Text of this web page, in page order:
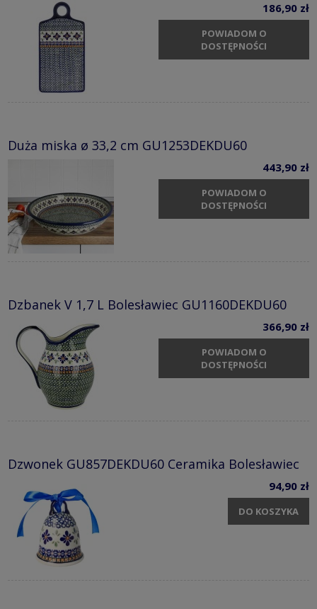
186,90 zł
POWIADOM O
DOSTĘPNOŚCI
Duża miska ø 33,2 cm GU1253DEKDU60
443,90 zł
POWIADOM O
DOSTĘPNOŚCI
Dzbanek V 1,7 L Bolesławiec GU1160DEKDU60
366,90 zł
POWIADOM O
DOSTĘPNOŚCI
Dzwonek GU857DEKDU60 Ceramika Bolesławiec
94,90 zł
DO KOSZYKA